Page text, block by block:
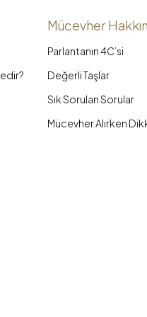
Mücevher
Parlantanın 4C’si
Değerli Taşlar
Sık Sorulan Sorular
Mücevher Alırken